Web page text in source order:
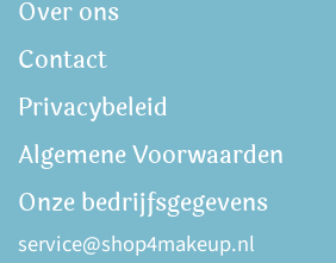
Over ons
Contact
Privacybeleid
Algemene Voorwaarden
Onze bedrijfsgegevens
service@shop4makeup.nl